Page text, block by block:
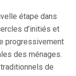
étape dans
d’initiés et
progressivement
des ménages.
de